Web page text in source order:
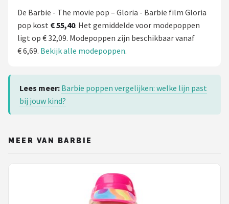
De Barbie - The movie pop – Gloria - Barbie film Gloria
pop kost € 55,40. Het gemiddelde voor modepoppen
ligt op € 32,09. Modepoppen zijn beschikbaar vanaf
€ 6,69. Bekijk alle modepoppen.
Lees meer: Barbie poppen vergelijken: welke lijn past
bij jouw kind?
MEER VAN BARBIE